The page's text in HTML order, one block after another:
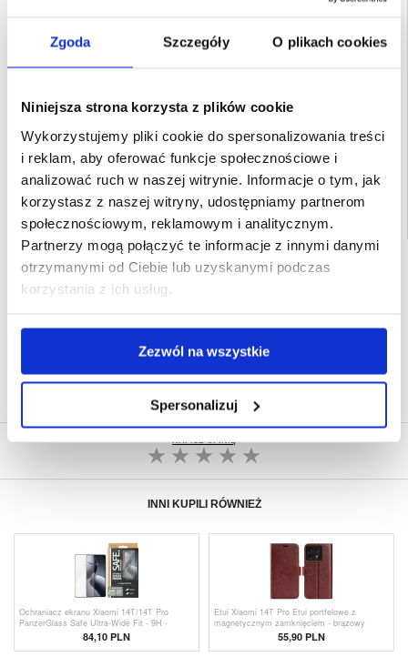
Zgoda Szczegóły O plikach cookies
Niniejsza strona korzysta z plików cookie
Wykorzystujemy pliki cookie do spersonalizowania treści
i reklam, aby oferować funkcje społecznościowe i
analizować ruch w naszej witrynie. Informacje o tym, jak
korzystasz z naszej witryny, udostępniamy partnerom
społecznościowym, reklamowym i analitycznym.
Partnerzy mogą połączyć te informacje z innymi danymi
otrzymanymi od Ciebie lub uzyskanymi podczas
korzystania z ich usług.
Zezwól na wszystkie
Spersonalizuj
- 2 x hartowane szkło na aparat smartfonu
- 2 x mokra chusteczka
Przeznaczenie:Xiaomi 14T Pro
Powiązane kategorie: Akcesoria do telefonów Etui & Akcesoria Xiaomi
14T Pro Etui & Akcesoria
SZYBKA DOSTAWA
CLUB TRENDY
7% ZNIŻKI
PON.-PT. 12.00-15.00
30-DNIOWA POLITYKA ZWROTU
PONAD 8 000 000 ZADOWOLONYCH
NAPISZ OPINIĘ
INNI KUPILI RÓWNIEŻ
Ochraniacz ekranu Xiaomi 14T/14T Pro
PanzerGlass Safe Ultra-Wide Fit - 9H -
84,10 PLN
Etui Xiaomi 14T Pro Etui portfelowe z
magnetycznym zamknięciem - brązowy
55,90 PLN